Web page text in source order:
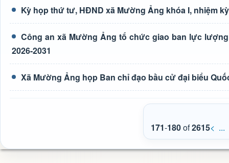
Kỳ họp thứ tư, HĐND xã Mường Ảng khóa I, nhiệm
Công an xã Mường Ảng tổ chức giao ban lực
2026-2031
Xã Mường Ảng họp Ban chỉ đạo bầu cử đại biểu
171-180of2615< ...